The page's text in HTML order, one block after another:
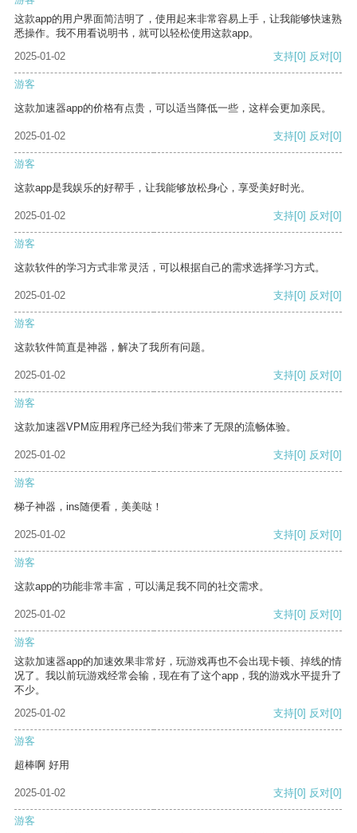
这款app的用户界面简洁明了，使用起来非常容易上手，让我能够快速熟
悉操作。我不用看说明书，就可以轻松使用这款app。
2025-01-02
支持[0] 反对[0]
游客
这款加速器app的价格有点贵，可以适当降低一些，这样会更加亲民。
2025-01-02 支持[0] 反对[0]
游客
这款app是我娱乐的好帮手，让我能够放松身心，享受美好时光。
2025-01-02 支持[0] 反对[0]
游客
这款软件的学习方式非常灵活，可以根据自己的需求选择学习方式。
2025-01-02 支持[0] 反对[0]
游客
这款软件简直是神器，解决了我所有问题。
2025-01-02 支持[0] 反对[0]
游客
这款加速器VPM应用程序已经为我们带来了无限的流畅体验。
2025-01-02 支持[0] 反对[0]
游客
梯子神器，ins随便看，美美哒！
2025-01-02 支持[0] 反对[0]
游客
这款app的功能非常丰富，可以满足我不同的社交需求。
2025-01-02 支持[0] 反对[0]
游客
这款加速器app的加速效果非常好，玩游戏再也不会出现卡顿、掉线的情
况了。我以前玩游戏经常会输，现在有了这个app，我的游戏水平提升了
不少。
2025-01-02
支持[0] 反对[0]
游客
超棒啊 好用
2025-01-02 支持[0] 反对[0]
游客